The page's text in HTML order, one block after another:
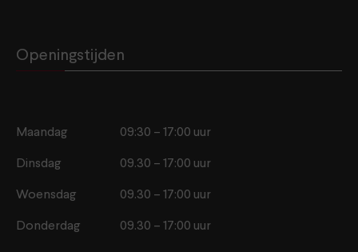
Openingstijden
Maandag 09:30 – 17:00 uur
Dinsdag 09.30 – 17:00 uur
Woensdag 09.30 – 17:00 uur
Donderdag 09.30 – 17:00 uur